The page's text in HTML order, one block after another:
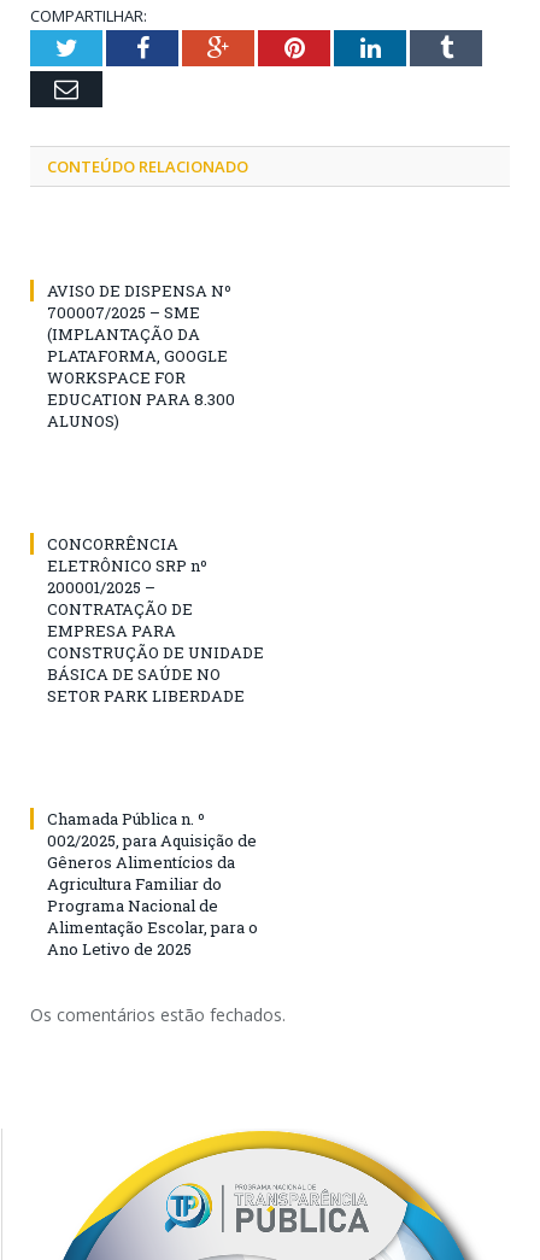
COMPARTILHAR:
TwitterFacebookGoogle+PinterestLinkedInTumblr
Email
CONTEÚDO RELACIONADO
AVISO DE DISPENSA Nº
700007/2025 – SME
(IMPLANTAÇÃO DA
PLATAFORMA, GOOGLE
WORKSPACE FOR
EDUCATION PARA 8.300
ALUNOS)
CONCORRÊNCIA
ELETRÔNICO SRP nº
200001/2025 –
CONTRATAÇÃO DE
EMPRESA PARA
CONSTRUÇÃO DE UNIDADE
BÁSICA DE SAÚDE NO
SETOR PARK LIBERDADE
Chamada Pública n. º
002/2025, para Aquisição de
Gêneros Alimentícios da
Agricultura Familiar do
Programa Nacional de
Alimentação Escolar, para o
Ano Letivo de 2025
Os comentários estão fechados.